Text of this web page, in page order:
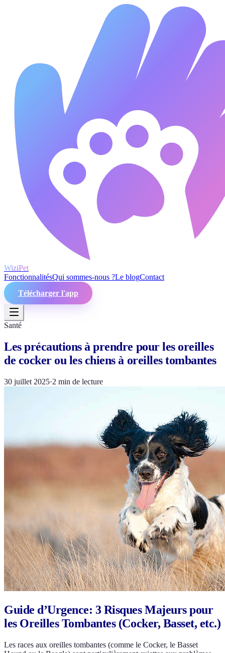
WiziPet
FonctionnalitésQui sommes-nous ?Le blogContact
Télécharger l'app
Santé
Les précautions à prendre pour les oreilles
de cocker ou les chiens à oreilles tombantes
30 juillet 2025·2 min de lecture
Guide d’Urgence: 3 Risques Majeurs pour
les Oreilles Tombantes (Cocker, Basset, etc.)
Les races aux oreilles tombantes (comme le Cocker, le Basset